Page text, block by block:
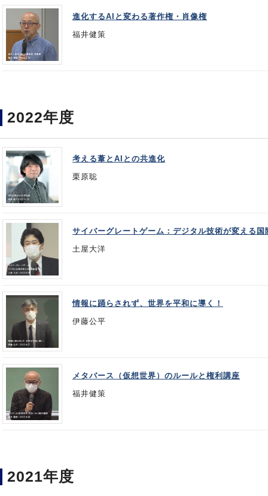
進化するAIと変わる著作権・肖像権
福井健策
2022年度
考える葦とAIとの共進化
栗原聡
サイバーグレートゲーム：デジタル技術が変える国
土屋大洋
情報に踊らされず、世界を平和に導く！
伊藤公平
メタバース（仮想世界）のルールと権利講座
福井健策
2021年度